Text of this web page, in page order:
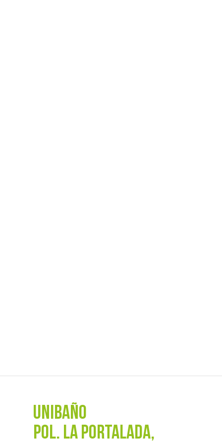
UNIBAÑO
POL. La Portalada,